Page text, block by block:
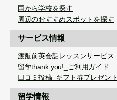
国から学校を探す
周辺のおすすめスポットを探す
サービス情報
渡航前英会話レッスンサービス
留学thank you!_ご利用ガイド
口コミ投稿_ギフト券プレゼント
留学情報